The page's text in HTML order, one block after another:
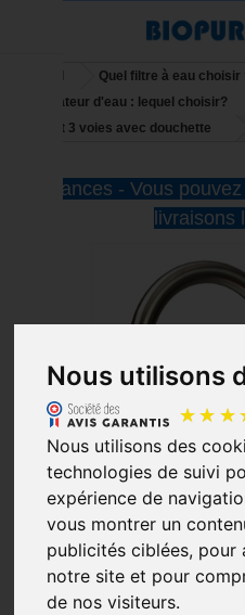
Nous utilisons
Nous utilisons des
technologies de suivi
expérience de
vous montrer un
publicités ciblées, pour
notre site et pour
de nos visiteurs.
Quel filtre à eau choisir
Purificateur d'eau : lequel choisir?
Robinet 3 voies avec douchette
Vacances - Vous
livraisons